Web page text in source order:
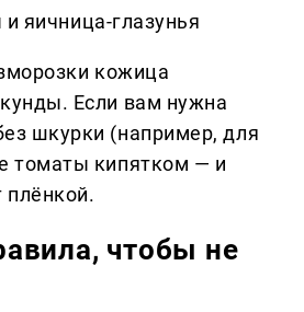
яичница-глазунья
кожица
Если вам нужна
шкурки (например, для
томаты кипятком — и
плёнкой.
чтобы не